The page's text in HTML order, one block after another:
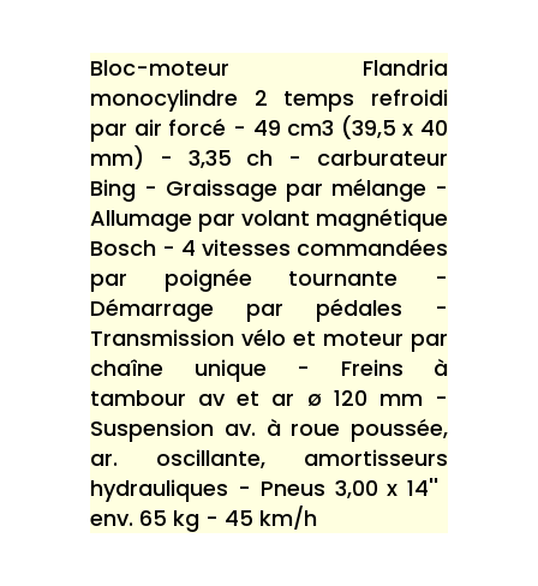
Bloc-moteur Flandria
monocylindre 2 temps refroidi
par air forcé - 49 cm3 (39,5 x 40
mm) - 3,35 ch - carburateur
Bing - Graissage par mélange -
Allumage par volant magnétique
Bosch - 4 vitesses commandées
par poignée tournante -
Démarrage par pédales -
Transmission vélo et moteur par
chaîne unique - Freins à
tambour av et ar ø 120 mm -
Suspension av. à roue poussée,
ar. oscillante, amortisseurs
hydrauliques - Pneus 3,00 x 14'' 
env. 65 kg - 45 km/h